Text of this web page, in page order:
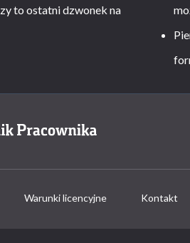
to ostatni dzwonek na
Warunki licencyjne Kontakt